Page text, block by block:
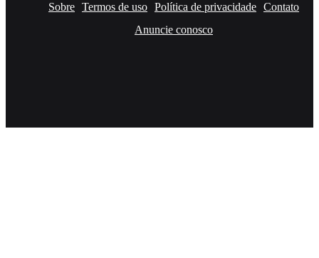
Sobre Termos de uso Política de privacidade Contato
Anuncie conosco